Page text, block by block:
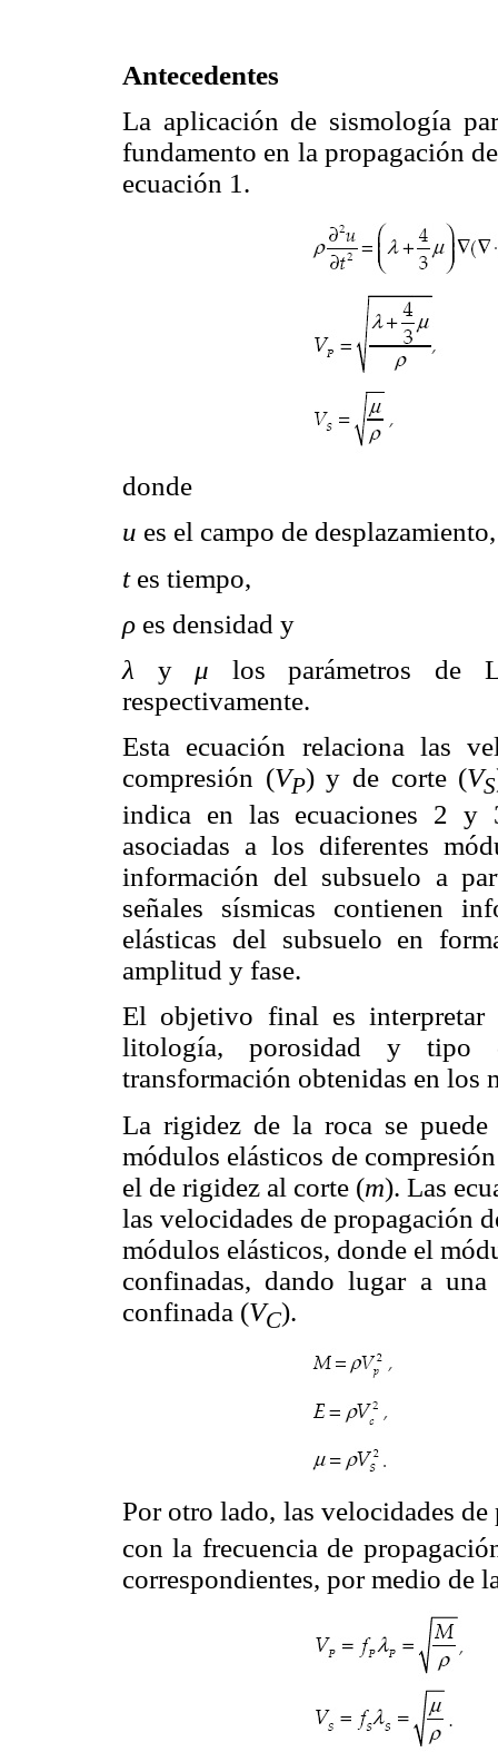
Antecedentes
La aplicación de sismología
fundamento en la propagación
ecuación 1.
donde
u es el campo de desplazamiento,
tes tiempo,
ρ es densidad y
λ y μ los parámetros de
respectivamente.
Esta ecuación relaciona las
compresión (VP) y de corte (VS
indica en las ecuaciones 2 y
asociadas a los diferentes
información del subsuelo a
señales sísmicas contienen
elásticas del subsuelo en
amplitud y fase.
El objetivo final es interpretar
litología, porosidad y tipo
transformación obtenidas en los
La rigidez de la roca se
módulos elásticos de
el de rigidez al corte (m). Las
las velocidades de propagación
módulos elásticos, donde el
confinadas, dando lugar a
confinada (VC).
Por otro lado, las velocidades
con la frecuencia de
correspondientes, por medio de